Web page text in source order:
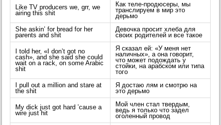
Like TV producers we, grr, we
airing this shit
Как теле-продюсеры, мы
транслируем в мир это
дерьмо
She askin’ for bread for her
parents and shit
Девочка просит хлеба для
своих родителей и все такое
I told her, «I don’t got no
cash», and she said she could
wait on a rack, on some Arabic
shit
Я сказал ей: «У меня нет
наличных», а она говорит,
что может подождать у
стойки, на арабском или типа
того
I pull out a million and stare at
the shit
Я достаю лям и смотрю на
это дерьмо
My dick just got hard ’cause a
wire just hit
Мой член стал твердым,
ведь я только что задел
оголенный провод